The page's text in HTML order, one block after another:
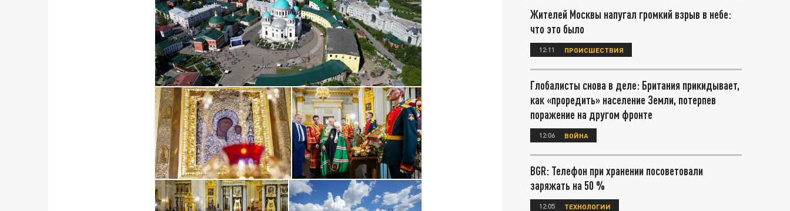
Жителей Москвы напугал громкий взрыв в небе:
что это было
12:11 ПРОИСШЕСТВИЯ
Глобалисты снова в деле: Британия прикидывает,
как «проредить» население Земли, потерпев
поражение на другом фронте
12:06 ВОЙНА
BGR: Телефон при хранении посоветовали
заряжать на 50 %
12:05 ТЕХНОЛОГИИ